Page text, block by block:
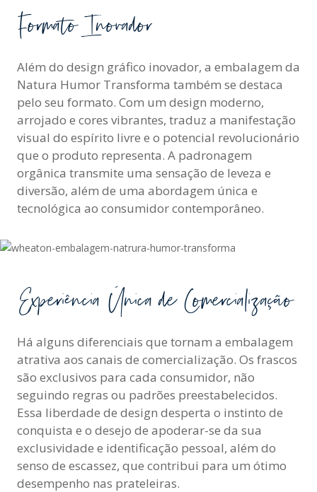
Formato Inovador
Além do design gráfico inovador, a embalagem da
Natura Humor Transforma também se destaca
pelo seu formato. Com um design moderno,
arrojado e cores vibrantes, traduz a manifestação
visual do espírito livre e o potencial revolucionário
que o produto representa. A padronagem
orgânica transmite uma sensação de leveza e
diversão, além de uma abordagem única e
tecnológica ao consumidor contemporâneo.
Experiência Única de Comercialização
Há alguns diferenciais que tornam a embalagem
atrativa aos canais de comercialização. Os frascos
são exclusivos para cada consumidor, não
seguindo regras ou padrões preestabelecidos.
Essa liberdade de design desperta o instinto de
conquista e o desejo de apoderar-se da sua
exclusividade e identificação pessoal, além do
senso de escassez, que contribui para um ótimo
desempenho nas prateleiras.